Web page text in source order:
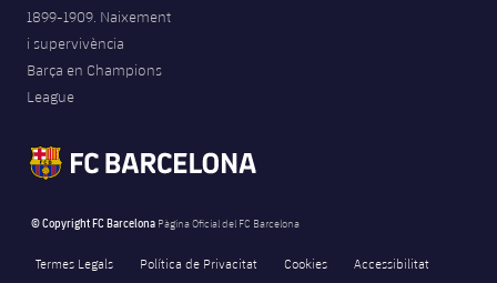
1899-1909. Naixement
i supervivència
Barça en Champions
League
© Copyright FC Barcelona Pàgina Oficial del FC Barcelona
Termes Legals Política de Privacitat Cookies Accessibilitat